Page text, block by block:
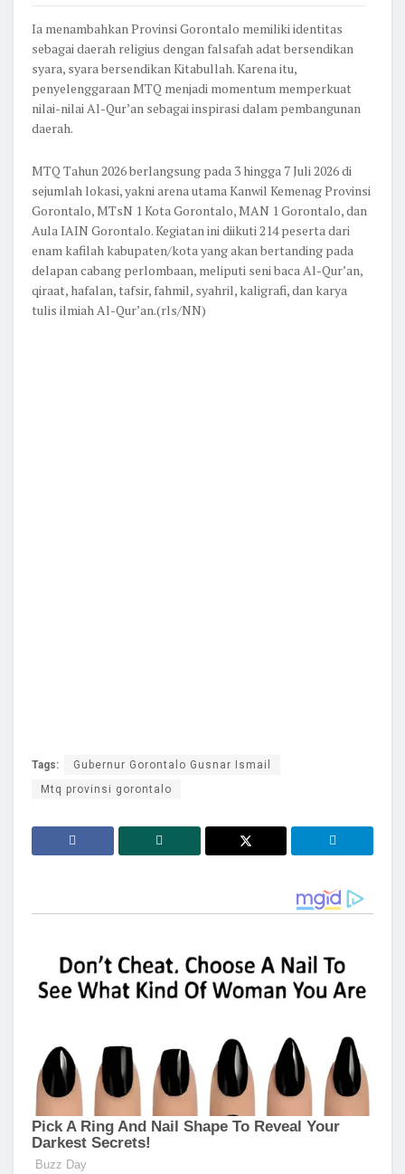
Ia menambahkan Provinsi Gorontalo memiliki identitas
sebagai daerah religius dengan falsafah adat bersendikan
syara, syara bersendikan Kitabullah. Karena itu,
penyelenggaraan MTQ menjadi momentum memperkuat
nilai-nilai Al-Qur’an sebagai inspirasi dalam pembangunan
daerah.
MTQ Tahun 2026 berlangsung pada 3 hingga 7 Juli 2026 di
sejumlah lokasi, yakni arena utama Kanwil Kemenag Provinsi
Gorontalo, MTsN 1 Kota Gorontalo, MAN 1 Gorontalo, dan
Aula IAIN Gorontalo. Kegiatan ini diikuti 214 peserta dari
enam kafilah kabupaten/kota yang akan bertanding pada
delapan cabang perlombaan, meliputi seni baca Al-Qur’an,
qiraat, hafalan, tafsir, fahmil, syahril, kaligrafi, dan karya
tulis ilmiah Al-Qur’an.(rls/NN)
Tags:
Gubernur Gorontalo Gusnar Ismail
Mtq provinsi gorontalo